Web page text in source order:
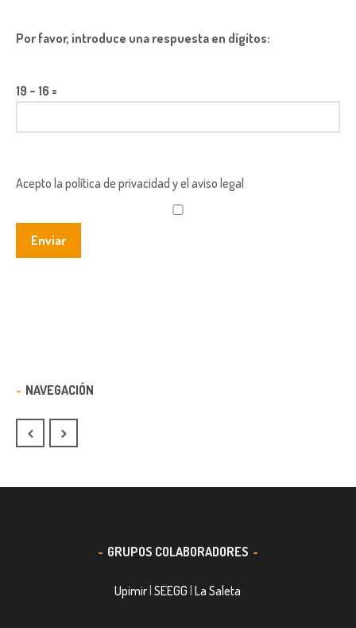
Por favor, introduce una respuesta en dígitos:
19 − 16 =
Acepto la política de privacidad y el aviso legal
NAVEGACIÓN
GRUPOS COLABORADORES
Upimir|SEEGG |La Saleta